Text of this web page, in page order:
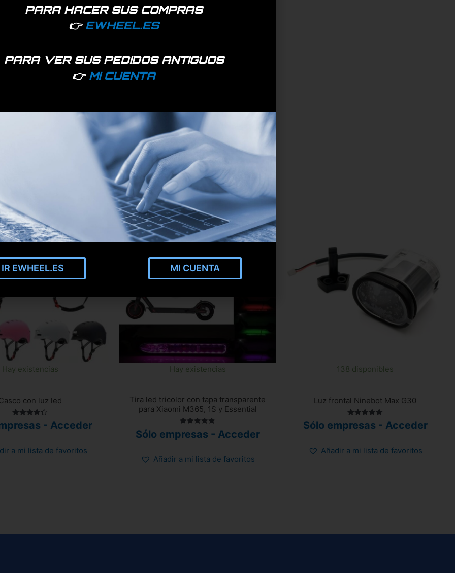
Hay existencias
con luz led
con
- Acceder
a mi lista de favoritos
Hay existencias
Tira led tricolor con tapa transparente
para Xiaomi M365, 1S y Essential
con
Sólo empresas - Acceder
Añadir a mi lista de favoritos
138 disponibles
Luz frontal Ninebot Max G30
con
Sólo empresas - Acceder
Añadir a mi lista de favoritos
PARA HACER SUS COMPRAS
👉 EWHEEL.ES
PARA VER SUS PEDIDOS ANTIGUOS
👉 MI CUENTA
IR EWHEEL.ES MI CUENTA